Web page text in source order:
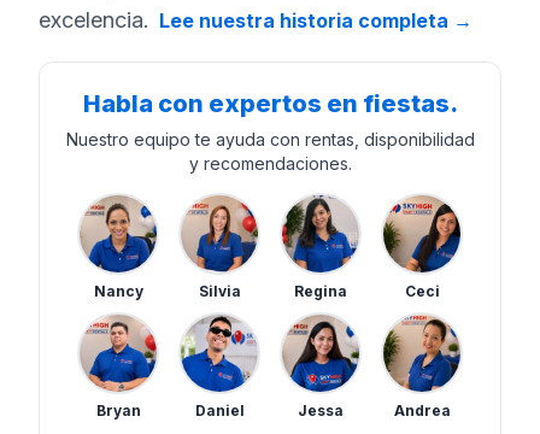
excelencia. Lee nuestra historia completa →
Habla con expertos en fiestas.
Nuestro equipo te ayuda con rentas, disponibilidad
y recomendaciones.
Nancy Silvia Regina Ceci
Bryan Daniel Jessa Andrea